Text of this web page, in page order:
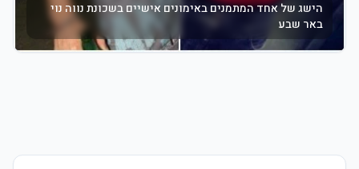
הישג של אחד המתמנים באימונים אישיים בשכונת נווה נוי
באר שבע